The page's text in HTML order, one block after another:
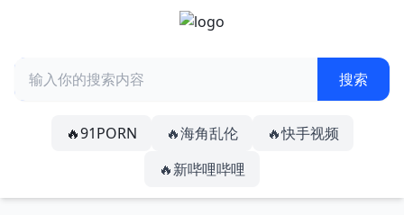
🔥91PORN 🔥海角乱伦
🔥快手视频
🔥新哔哩哔哩